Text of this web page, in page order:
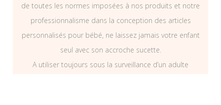
de toutes les normes imposées à nos produits et notre
professionnalisme dans la conception des articles
personnalisés pour bébé, ne laissez jamais votre enfant
seul avec son accroche sucette.
A utiliser toujours sous la surveillance d’un adulte